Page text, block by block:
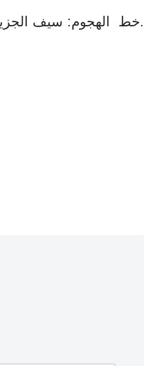
خط الهجوم: سيف الجزيري – ناصر منسي – سامسون أكينيولا.